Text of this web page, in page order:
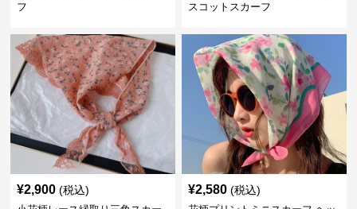
フ
スコットスカーフ
¥2,900 (税込) ¥2,580 (税込)